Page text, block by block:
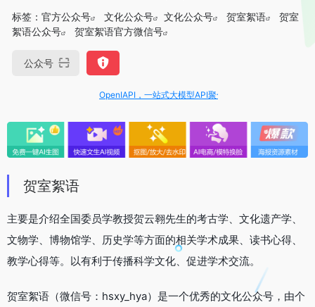
标签： 官方公众号 文化公众号 文化公众号 贺室絮语
贺室
絮语公众号
贺室絮语官方微信号
公众号
OpenIAPI，一站式大模型API聚合平台
贺室絮语
主要是介绍全国委员学教授贺云翱先生的考古学、文化遗产学、
文物学、博物馆学、历史学等方面的相关学术成果、读书心得、
教学心得等。以有利于传播科学文化、促进学术交流。
贺室絮语（微信号：hsxy_hya）是一个优秀的文化公众号，由个